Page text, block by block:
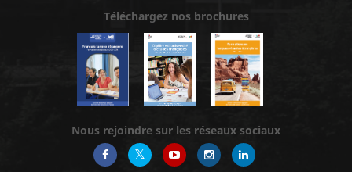
Téléchargez nos brochures
Nous rejoindre sur les réseaux sociaux